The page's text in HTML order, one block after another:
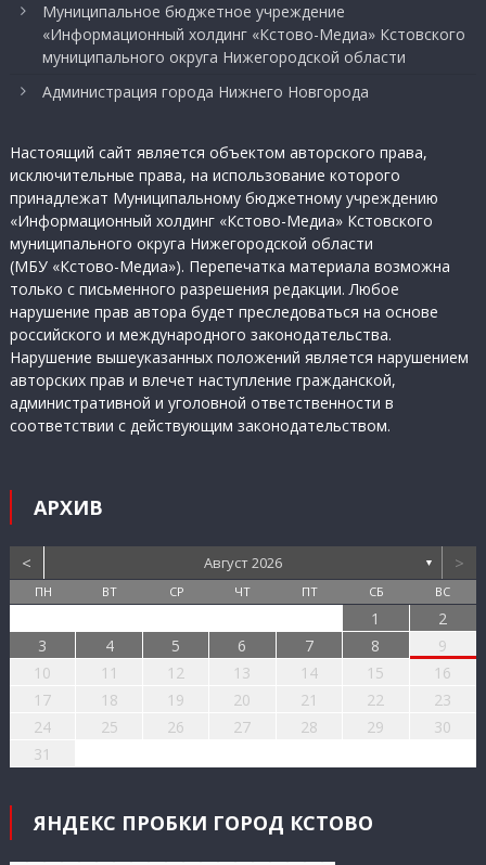
Муниципальное бюджетное учреждение
«Информационный холдинг «Кстово-Медиа» Кстовского
муниципального округа Нижегородской области
Администрация города Нижнего Новгорода
Настоящий сайт является объектом авторского права,
исключительные права, на использование которого
принадлежат Муниципальному бюджетному учреждению
«Информационный холдинг «Кстово-Медиа» Кстовского
муниципального округа Нижегородской области
(МБУ «Кстово-Медиа»). Перепечатка материала возможна
только с письменного разрешения редакции. Любое
нарушение прав автора будет преследоваться на основе
российского и международного законодательства.
Нарушение вышеуказанных положений является нарушением
авторских прав и влечет наступление гражданской,
административной и уголовной ответственности в
соответствии с действующим законодательством.
АРХИВ
< Август 2026 ▼ >
ПН ВТ СР ЧТ ПТ СБ ВС
1
2
3
4 5 6 7 8
9
10
11 12 13 14 15
16
17
18 19 20 21 22
23
24
25 26 27 28 29
30
31
ЯНДЕКС ПРОБКИ ГОРОД КСТОВО